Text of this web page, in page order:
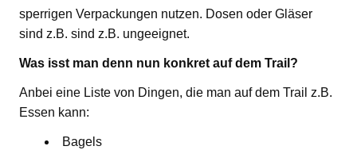
sperrigen Verpackungen nutzen. Dosen oder Gläser
sind z.B. sind z.B. ungeeignet.
Was isst man denn nun konkret auf dem Trail?
Anbei eine Liste von Dingen, die man auf dem Trail z.B.
Essen kann:
Bagels